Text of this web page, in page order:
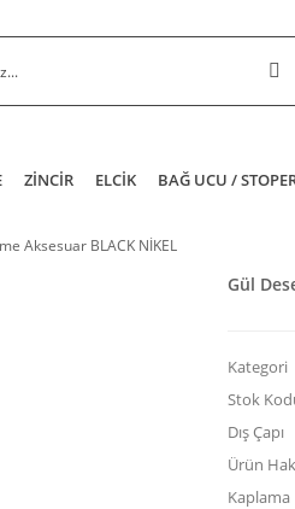
ZİNCİR ELCİK BAĞ UCU /
Aksesuar BLACK NİKEL
Gül
Kategori
Stok
Dış Çapı
Ürün
Kaplama